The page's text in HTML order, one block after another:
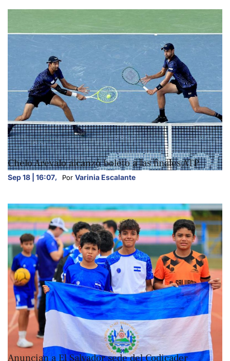
DEPORTES
Chelo Arévalo alcanzó boleto a las finales ATP
Sep 18 | 16:07, Por Varinia Escalante
DEPORTES
Anuncian a El Salvador sede del Codicader